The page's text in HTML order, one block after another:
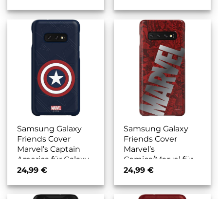
Samsung Galaxy
Friends Cover
Marvel’s Captain
America für Galaxy
S10e blau
24,99 €
Samsung Galaxy
Friends Cover
Marvel’s
Comics/Marvel für
Galaxy S10 rot
24,99 €